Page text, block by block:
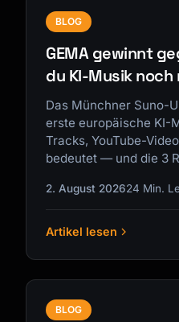
BLOG
GEMA gewinnt
du KI-Musik noch
Das Münchner Suno-
erste europäische KI-
Tracks, YouTube-
bedeutet — und die 3
2. August 202624 Min.
Artikel lesen
BLOG